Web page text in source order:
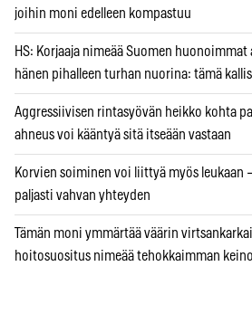
joihin moni edelleen kompastuu
HS: Korjaaja nimeää Suomen
hänen pihalleen turhan nuorina: tämä
Aggressiivisen rintasyövän heikko kohta
ahneus voi kääntyä sitä itseään vastaan
Korvien soiminen voi liittyä myös leukaan
paljasti vahvan yhteyden
Tämän moni ymmärtää väärin
hoitosuositus nimeää tehokkaimman